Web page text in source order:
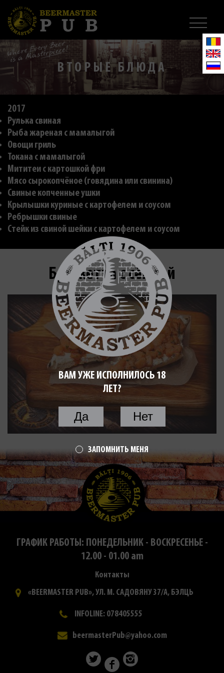
ВТОРЫЕ БЛЮДА
2017
Рулька свиная
Рыба жареная с мамалыгой
Овощи гриль
Токана с мамалыгой
Мититеи с картошкой фри
Мясо сырокопчёное (говядина или свинина)
Свиные копченные ушки
Крылышки куриные с картофелем и соусом
Ребрышки свиные
Стейк из свиной шейки с картофелем и соусом
Брускетта с сёмгой
ГРАФИК РАБОТЫ: ПОНЕДЕЛЬНИК - ВОСКРЕСЕНЬЕ -
12.00 - 01.00 am
Контакты
«BEERMASTER PUB», УЛ. М. САДОВЯНУ 37/А, БЭЛЦЬ
INFOLINE: 078405555
beermasterPub@yahoo.com
ВАМ УЖЕ ИСПОЛНИЛОСЬ 18
ЛЕТ?
Да Нет
ЗАПОМНИТЬ МЕНЯ